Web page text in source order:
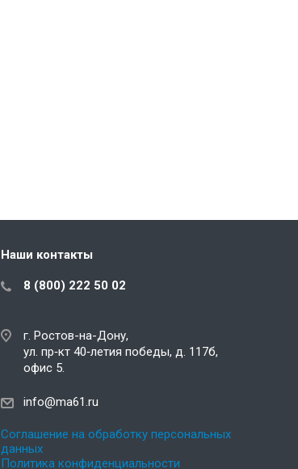
Наши контакты
8 (800) 222 50 02
г. Ростов-на-Дону,
ул. пр‑кт 40‑летия победы, д. 117б,
офис 5.
info@ma61.ru
Соглашение на обработку персональных
данных
Политика конфиденциальности